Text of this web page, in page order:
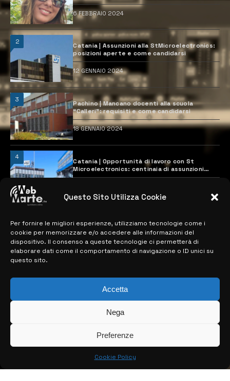
Questo Sito Utilizza Cookie
Per fornire le migliori esperienze, utilizziamo tecnologie come i
cookie per memorizzare e/o accedere alle informazioni del
dispositivo. Il consenso a queste tecnologie ci permetterà di
elaborare dati come il comportamento di navigazione o ID unici su
questo sito.
Accetta
Nega
Preferenze
Cookie Policy
6 FEBBRAIO 2024
2
Catania | Assunzioni alla StMicroelectronics:
posizioni aperte e come candidarsi
12 GENNAIO 2024
3
Pachino | Mancano docenti alla scuola
“Calleri”: requisiti e come candidarsi
18 GENNAIO 2024
4
Catania | Opportunità di lavoro con St
Microelectronics: centinaia di assunzioni
previste
MAPPA DEL SITO
> NOTIZIE